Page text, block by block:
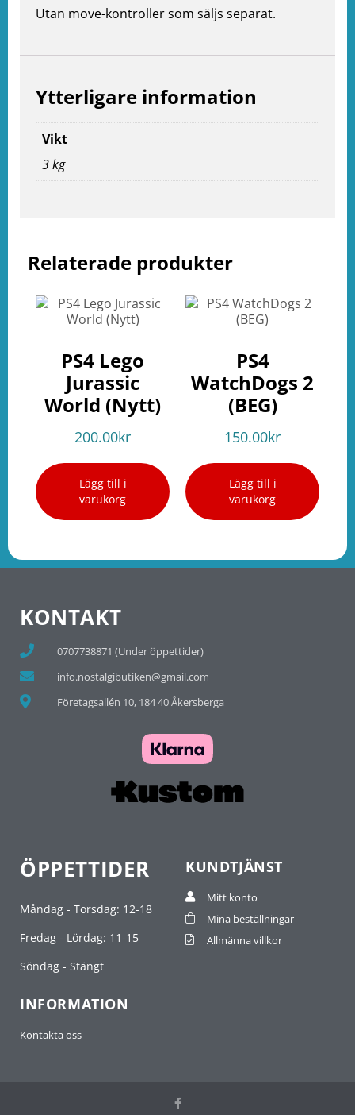
Relaterade produkter
PS4 Lego
Jurassic
World (Nytt)
200.00kr
Lägg till i
varukorg
PS4
WatchDogs 2
(BEG)
150.00kr
Lägg till i
varukorg
Utan move-kontroller som säljs separat.
Ytterligare information
Vikt
3 kg
KONTAKT
0707738871 (Under öppettider)
info.nostalgibutiken@gmail.com
Företagsallén 10, 184 40 Åkersberga
ÖPPETTIDER
Måndag - Torsdag: 12-18
Fredag - Lördag: 11-15
Söndag - Stängt
KUNDTJÄNST
Mitt konto
Mina beställningar
Allmänna villkor
INFORMATION
Kontakta oss